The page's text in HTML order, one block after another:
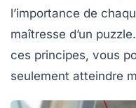
l’importance de
maîtresse d’un
ces principes, vous
seulement atteindre